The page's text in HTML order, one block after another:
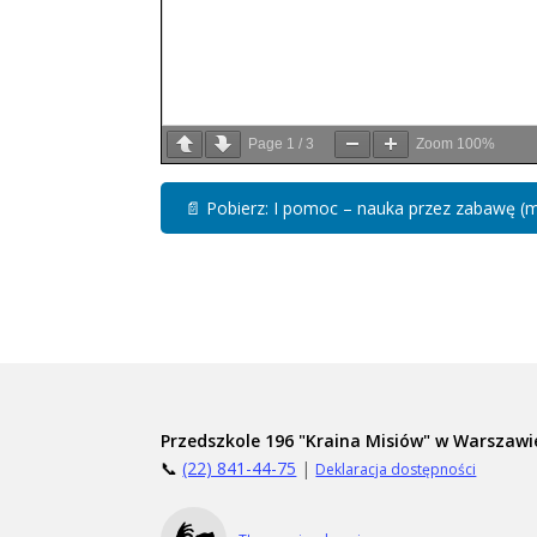
Page 1 /3 Zoom 100%
📄 Pobierz: I pomoc – nauka przez zabawę
Przedszkole 196 "Kraina Misiów" w
📞(22) 841-44-75 | Deklaracja dostępności